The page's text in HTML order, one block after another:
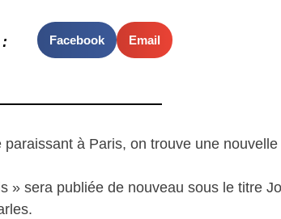
Facebook Email
à Paris, on trouve une nouvelle
» sera publiée de nouveau sous le titre